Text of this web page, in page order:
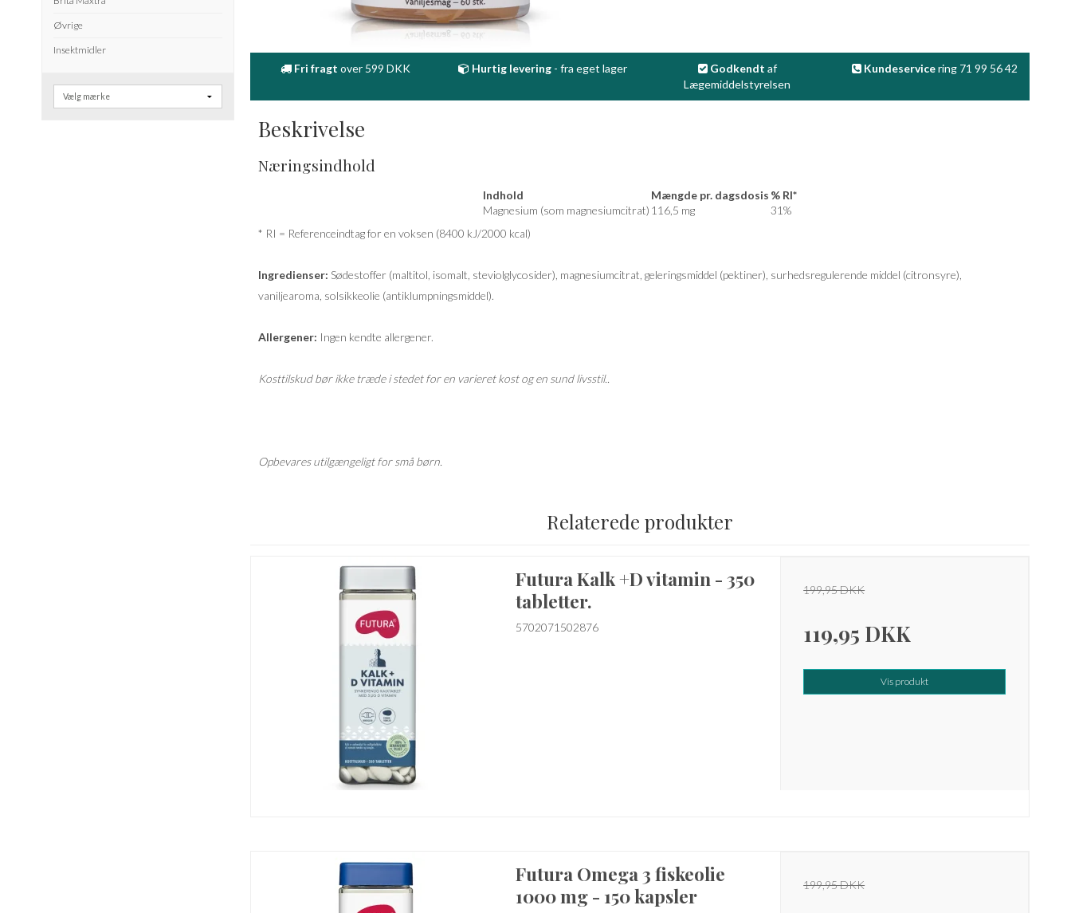
Øvrige
Insektmidler
Fri fragt over 599 DKK Hurtig levering - fra eget lager Godkendt af
Lægemiddelstyrelsen
Kundeservicering 71 99 56 42
Beskrivelse
Næringsindhold
Indhold Mængde pr. dagsdosis % RI*
Magnesium (som magnesiumcitrat) 116,5 mg
31%
* RI = Referenceindtag for en voksen (8400 kJ/2000 kcal)
Ingredienser: Sødestoffer (maltitol, isomalt, steviolglycosider), magnesiumcitrat, geleringsmiddel (pektiner), surhedsregulerende middel (citronsyre),
vaniljearoma, solsikkeolie (antiklumpningsmiddel).
Allergener: Ingen kendte allergener.
Kosttilskud bør ikke træde i stedet for en varieret kost og en sund livsstil..
Opbevares utilgængeligt for små børn.
Relaterede produkter
Futura Kalk +D vitamin - 350
tabletter.
5702071502876
199,95 DKK
119,95 DKK
Vis produkt
Futura Omega 3 fiskeolie
1000 mg - 150 kapsler
199,95 DKK